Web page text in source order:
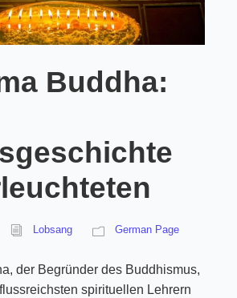
Buddha:
Lobsang German Page
der Begründer des Buddhismus,
spirituellen Lehrern